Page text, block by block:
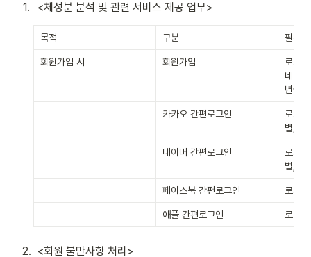
1. <체성분 분석 및 관련 서비스 제공 업무>
목적 구분 필수
회원가입 시 회원가입
로그
네임,
년월일
카카오 간편로그인
로그
별, 생
네이버 간편로그인
로그
별, 생
페이스북 간편로그인 로그
애플 간편로그인 로그
2. <회원 불만사항 처리>